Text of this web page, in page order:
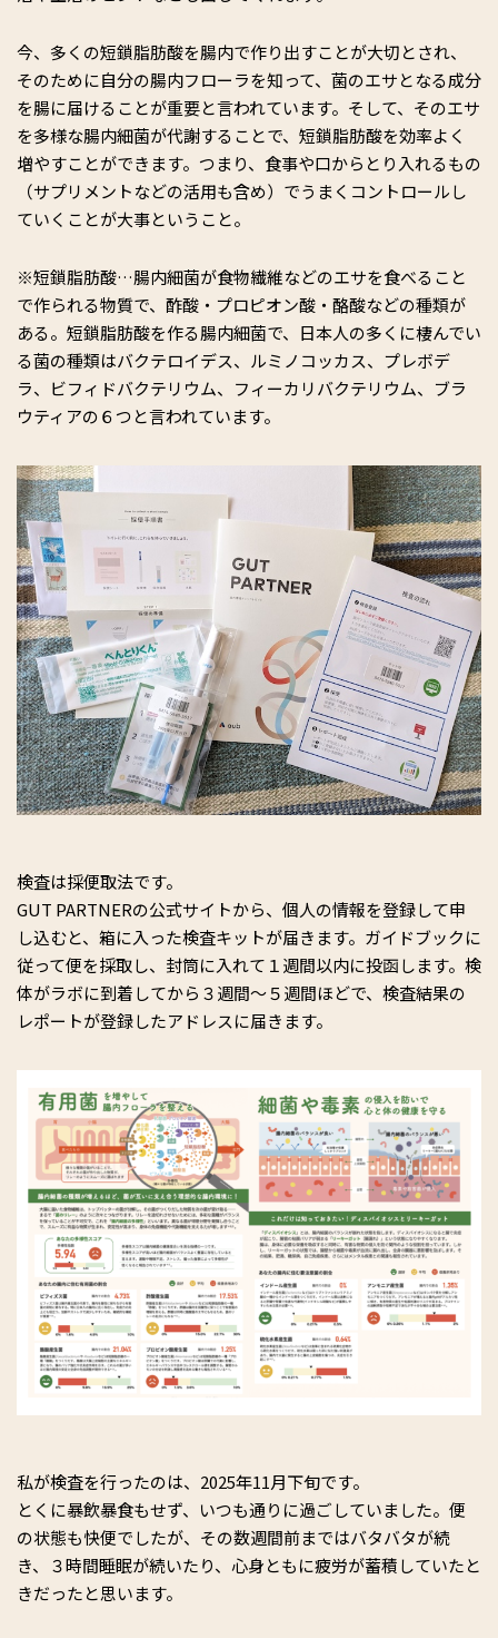
今、多くの短鎖脂肪酸を腸内で作り出すことが大切とされ、
そのために自分の腸内フローラを知って、菌のエサとなる成分
を腸に届けることが重要と言われています。そして、そのエサ
を多様な腸内細菌が代謝することで、短鎖脂肪酸を効率よく
増やすことができます。つまり、食事や口からとり入れるもの
（サプリメントなどの活用も含め）でうまくコントロールし
ていくことが大事ということ。
※短鎖脂肪酸…腸内細菌が食物繊維などのエサを食べること
で作られる物質で、酢酸・プロピオン酸・酪酸などの種類が
ある。短鎖脂肪酸を作る腸内細菌で、日本人の多くに棲んでい
る菌の種類はバクテロイデス、ルミノコッカス、プレボデ
ラ、ビフィドバクテリウム、フィーカリバクテリウム、ブラ
ウティアの６つと言われています。
検査は採便取法です。
GUT PARTNERの公式サイトから、個人の情報を登録して申
し込むと、箱に入った検査キットが届きます。ガイドブックに
従って便を採取し、封筒に入れて１週間以内に投函します。検
体がラボに到着してから３週間～５週間ほどで、検査結果の
レポートが登録したアドレスに届きます。
私が検査を行ったのは、2025年11月下旬です。
とくに暴飲暴食もせず、いつも通りに過ごしていました。便
の状態も快便でしたが、その数週間前まではバタバタが続
き、３時間睡眠が続いたり、心身ともに疲労が蓄積していたと
きだったと思います。